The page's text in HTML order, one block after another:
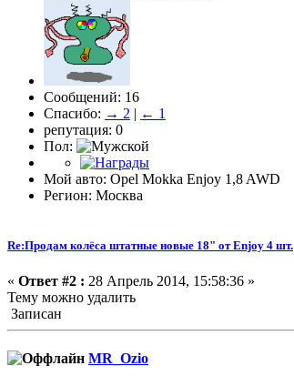
Сообщений: 16
Спасибо: → 2 | ← 1
репутация: 0
Пол:
Мой авто: Opel Mokka Enjoy 1,8 AWD
Регион: Москва
Re:Продам колёса штатные новые 18" от Enjoy 4 шт.
« Ответ #2 : 28 Апрель 2014, 15:58:36 »
Тему можно удалить
Записан
MR_Ozio